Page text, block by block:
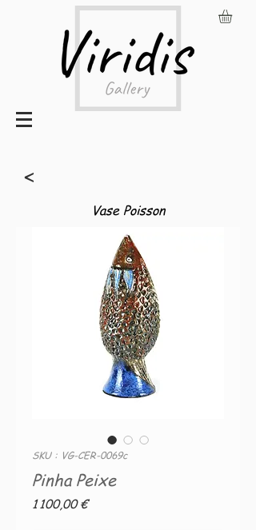
<
Vase Poisson
SKU : VG-CER-0069c
Pinha Peixe
1 100,00 €Prix